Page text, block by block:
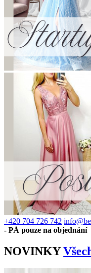
+420 704 726 742
- PÁ pouze na objednání
NOVINKY